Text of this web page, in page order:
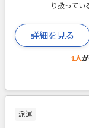
り扱ってい
詳細を見る
1人
派遣